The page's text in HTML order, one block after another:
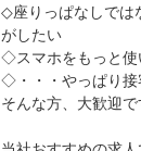
◇座りっぱなしでは
がしたい
◇スマホをもっと使
◇・・・やっぱり接
そんな方、大歓迎で